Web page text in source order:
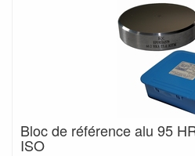
Bloc de référence alu 95
ISO